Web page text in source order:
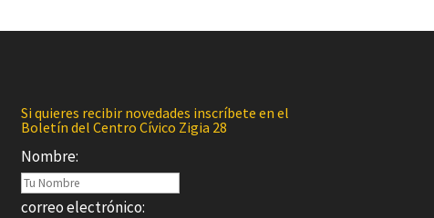
Si quieres recibir novedades inscríbete en el
Boletín del Centro Cívico Zigia 28
Nombre:
correo electrónico: